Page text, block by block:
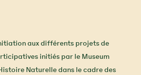
aux différents projets de
initiés par le Museum
Naturelle dans le cadre des